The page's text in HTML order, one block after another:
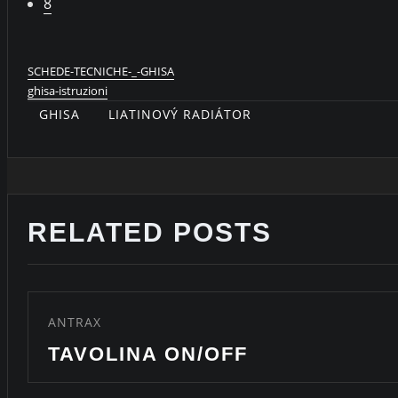
8
SCHEDE-TECNICHE-_-GHISA
ghisa-istruzioni
GHISA LIATINOVÝ RADIÁTOR
RELATED POSTS